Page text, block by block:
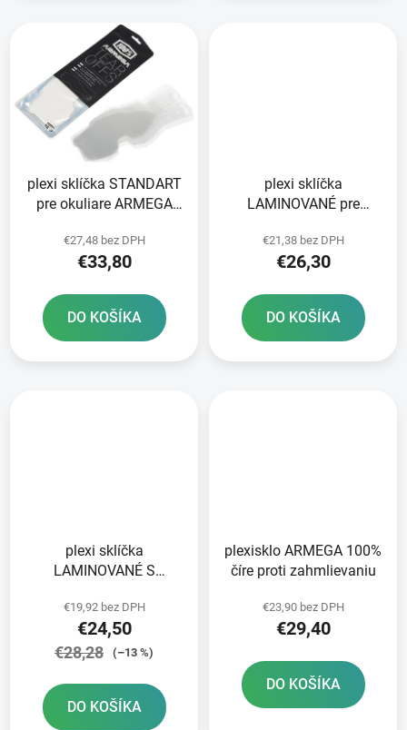
plexi sklíčka STANDART
pre okuliare ARMEGA
číre
€27,48 bez DPH
€33,80
DO KOŠÍKA
plexi sklíčka
LAMINOVANÉ pre
2X7 vrstiev v balení číre
€21,38 bez DPH
€26,30
DO KOŠÍKA
plexi sklíčka
LAMINOVANÉ S
ARMEGA 100% 2X7
vrstiev v balení číre
€19,92 bez DPH
€24,50
€28,28 (–13 %)
DO KOŠÍKA
plexisklo ARMEGA 100%
číre proti zahmlievaniu
€23,90 bez DPH
€29,40
DO KOŠÍKA